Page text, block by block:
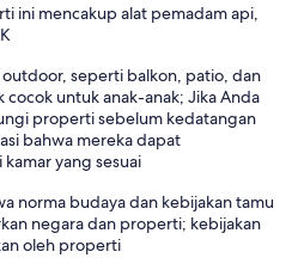
ini mencakup alat pemadam api,
seperti balkon, patio, dan
untuk anak-anak; Jika Anda
properti sebelum kedatangan
bahwa mereka dapat
yang sesuai
norma budaya dan kebijakan tamu
negara dan properti; kebijakan
oleh properti